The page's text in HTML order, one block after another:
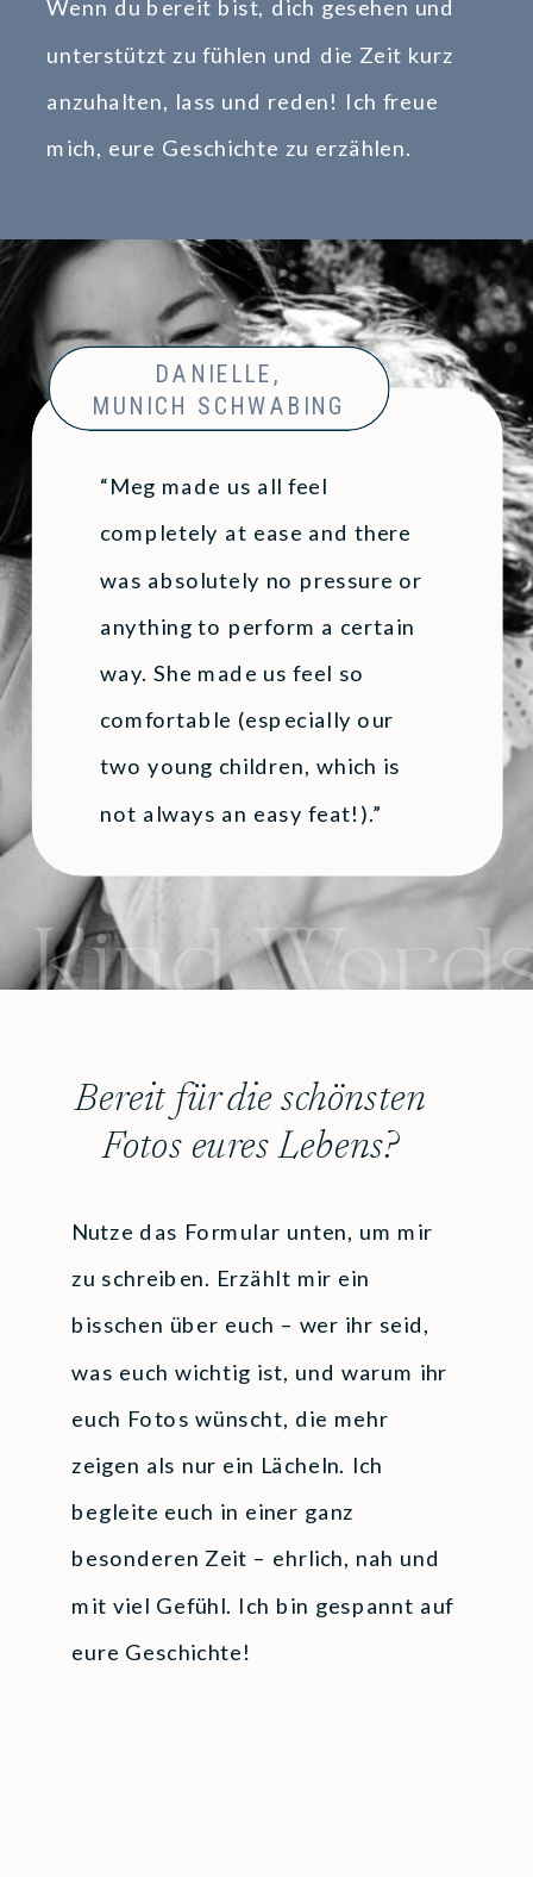
Wenn du bereit bist, dich gesehen und
unterstützt zu fühlen und die Zeit kurz
anzuhalten, lass und reden! Ich freue
mich, eure Geschichte zu erzählen.
DANIELLE,
MUNICH SCHWABING
“Meg made us all feel
completely at ease and there
was absolutely no pressure or
anything to perform a certain
way. She made us feel so
comfortable (especially our
two young children, which is
not always an easy feat!).”
Kind
Bereit für die schönsten
Fotos eures Lebens?
Nutze das Formular unten, um mir
zu schreiben. Erzählt mir ein
bisschen über euch – wer ihr seid,
was euch wichtig ist, und warum ihr
euch Fotos wünscht, die mehr
zeigen als nur ein Lächeln. Ich
begleite euch in einer ganz
besonderen Zeit – ehrlich, nah und
mit viel Gefühl. Ich bin gespannt auf
eure Geschichte!